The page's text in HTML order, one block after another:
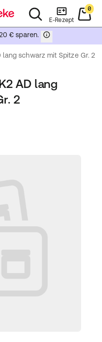
E-Rezept
0
€ sparen.
lang schwarz mit Spitze Gr. 2
AD lang
2